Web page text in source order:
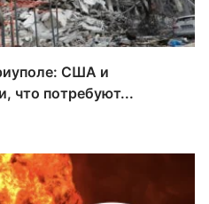
США и
что потребуют...